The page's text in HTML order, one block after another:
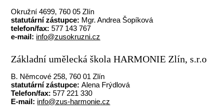
Okružní 4699, 760 05 Zlín
statutární zástupce: Mgr. Andrea Šopíková
telefon/fax: 577 143 767
e-mail: info@zusokruzni.cz
Základní umělecká škola HARMONIE Zlín, s.r.o
B. Němcové 258, 760 01 Zlín
statutární zástupce: Alena Frýdlová
Telefon/fax: 577 221 330
E-mail: info@zus-harmonie.cz